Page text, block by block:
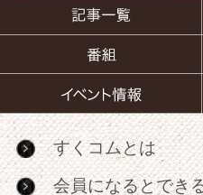
すくコムとは
会員になるとでき